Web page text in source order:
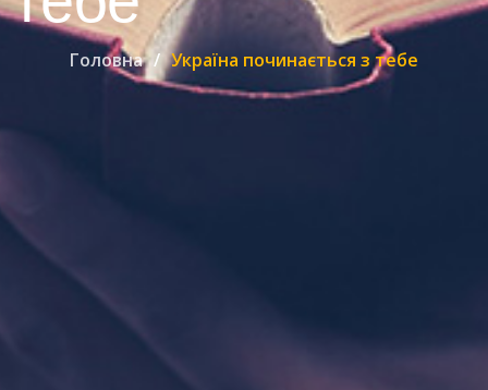
Головна Україна починається з тебе